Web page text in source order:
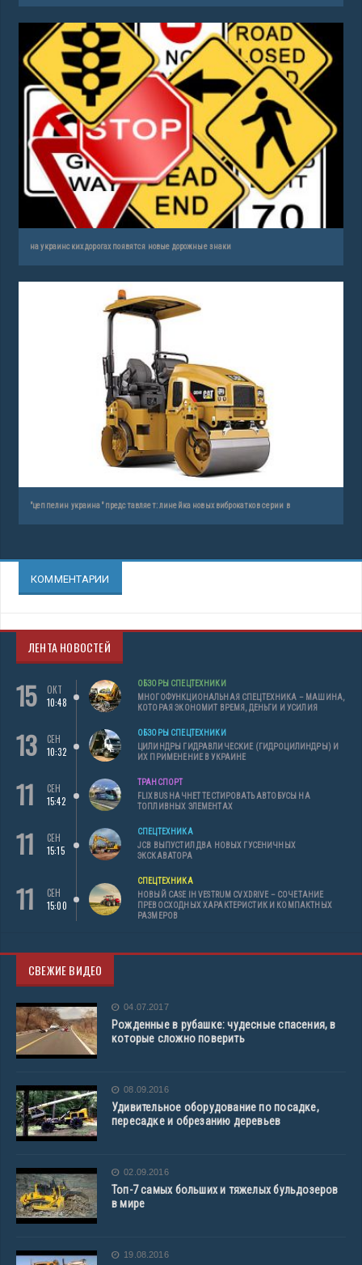
на украинских дорогах появятся новые дорожные знаки
"цеппелин украина" представляет: линейка новых виброкатков серии в
КОММЕНТАРИИ
ЛЕНТА НОВОСТЕЙ
15
ОКТ
10:48
ОБЗОРЫ СПЕЦТЕХНИКИ
МНОГОФУНКЦИОНАЛЬНАЯ СПЕЦТЕХНИКА – МАШИНА,
КОТОРАЯ ЭКОНОМИТ ВРЕМЯ, ДЕНЬГИ И УСИЛИЯ
13
СЕН
10:32
ОБЗОРЫ СПЕЦТЕХНИКИ
ЦИЛИНДРЫ ГИДРАВЛИЧЕСКИЕ (ГИДРОЦИЛИНДРЫ) И
ИХ ПРИМЕНЕНИЕ В УКРАИНЕ
11
СЕН
15:42
ТРАНСПОРТ
FLIXBUS НАЧНЕТ ТЕСТИРОВАТЬ АВТОБУСЫ НА
ТОПЛИВНЫХ ЭЛЕМЕНТАХ
11
СЕН
15:15
СПЕЦТЕХНИКА
JCB ВЫПУСТИЛ ДВА НОВЫХ ГУСЕНИЧНЫХ
ЭКСКАВАТОРА
11
СЕН
15:00
СПЕЦТЕХНИКА
НОВЫЙ CASE IH VESTRUM CVXDRIVE – СОЧЕТАНИЕ
ПРЕВОСХОДНЫХ ХАРАКТЕРИСТИК И КОМПАКТНЫХ
РАЗМЕРОВ
СВЕЖИЕ ВИДЕО
04.07.2017
Рожденные в рубашке: чудесные спасения, в
которые сложно поверить
08.09.2016
Удивительное оборудование по посадке,
пересадке и обрезанию деревьев
02.09.2016
Топ-7 самых больших и тяжелых бульдозеров
в мире
19.08.2016